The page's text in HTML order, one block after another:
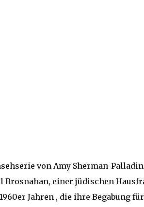
von Amy Sherman-
Brosnahan, einer jüdischen
Jahren , die ihre Begabung für